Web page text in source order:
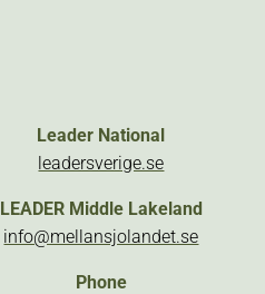
Leader National
leadersverige.se
LEADER Middle Lakeland
info@mellansjolandet.se
Phone